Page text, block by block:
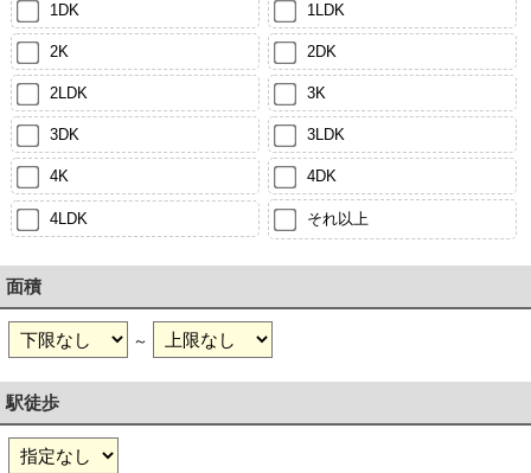
1DK 1LDK
2K 2DK
2LDK 3K
3DK 3LDK
4K 4DK
4LDK それ以上
面積
～
駅徒歩